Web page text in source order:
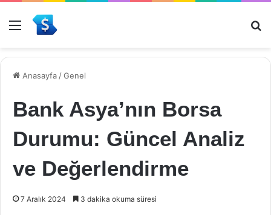
Menü
Anasayfa /Genel
Bank Asya’nın Borsa
Durumu: Güncel Analiz
ve Değerlendirme
7 Aralık 2024 3 dakika okuma süresi